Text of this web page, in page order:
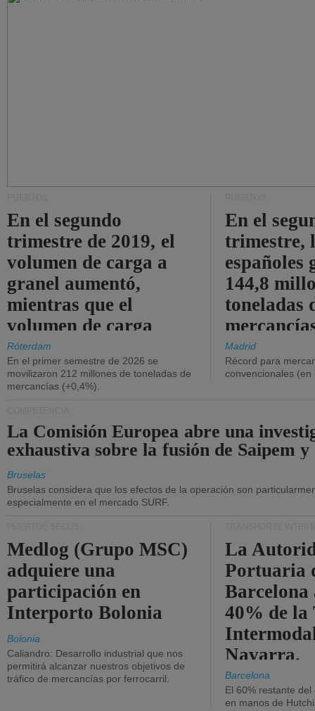
En el segundo
trimestre de 2019, el
volumen de carga a
granel aumentó,
mientras que el
volumen de carga
general disminuyó.
Róterdam
En el primer semestre de 2026 se
movilizaron 212 millones de toneladas de
mercancías (+0,4%).
En el
trimestre,
españoles
144,8
toneladas
Madrid
Récord para
convencionales (en
La Comisión Europea abre una
exhaustiva sobre la fusión de Saipem y
Bruselas
Bruselas considera que los efectos de la operación son
especialmente en el mercado SURF.
Medlog (Grupo MSC)
adquiere una
participación en
Interporto Bolonia
Bolonia
Caliandro: Desarrollo industrial que nos
permitirá alcanzar nuestros objetivos de
tráfico de mercancías por ferrocarril.
La
Portuaria
40% de la
Navarra.
Barcelona
El 60% restante
en manos de